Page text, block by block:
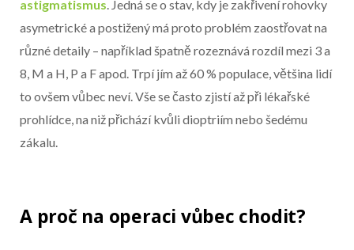
astigmatismus. Jedná se o stav, kdy je zakřivení rohovky
asymetrické a postižený má proto problém zaostřovat na
různé detaily – například špatně rozeznává rozdíl mezi 3 a
8, M a H, P a F apod. Trpí jím až 60 % populace, většina lidí
to ovšem vůbec neví. Vše se často zjistí až při lékařské
prohlídce, na niž přichází kvůli dioptriím nebo šedému
zákalu.
A proč na operaci vůbec chodit?